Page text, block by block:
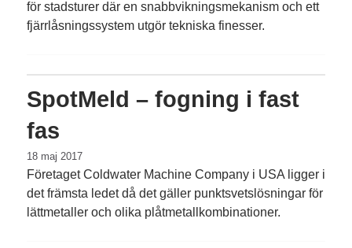
för stadsturer där en snabbvikningsmekanism och ett
fjärrlåsningssystem utgör tekniska finesser.
SpotMeld – fogning i fast
fas
18 maj 2017
Företaget Coldwater Machine Company i USA ligger i
det främsta ledet då det gäller punktsvetslösningar för
lättmetaller och olika plåtmetallkombinationer.